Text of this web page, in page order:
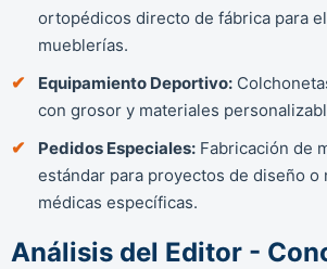
ortopédicos directo de fábrica para
mueblerías.
Equipamiento Deportivo:
con grosor y materiales
Pedidos Especiales: Fabricación de
estándar para proyectos de diseño o
médicas específicas.
Análisis del Editor -